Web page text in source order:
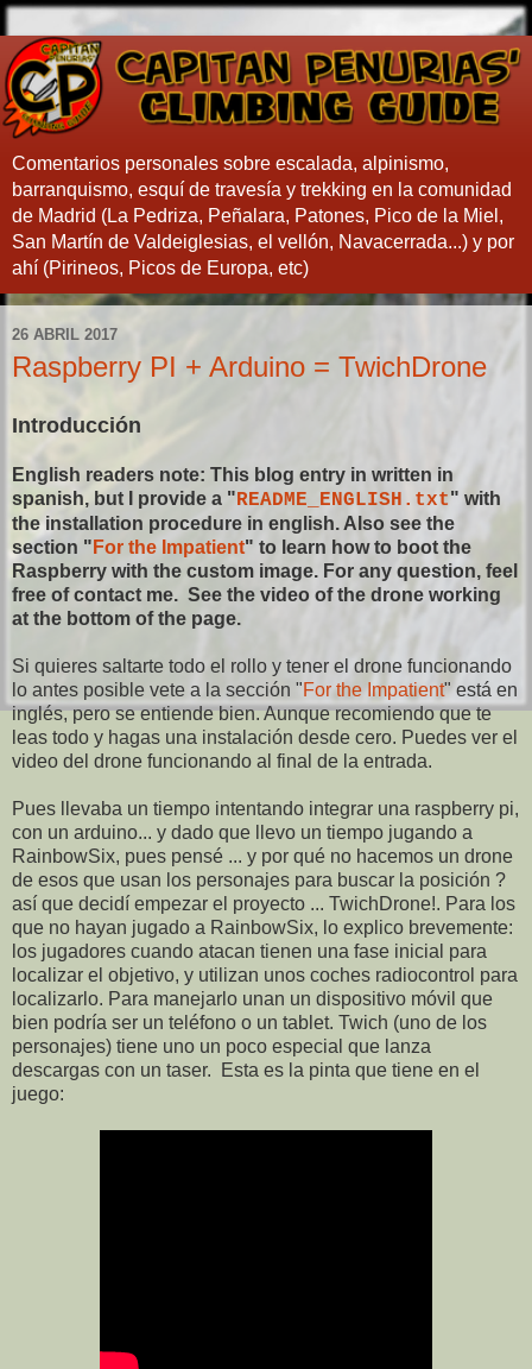
Comentarios personales sobre escalada, alpinismo,
barranquismo, esquí de travesía y trekking en la comunidad
de Madrid (La Pedriza, Peñalara, Patones, Pico de la Miel,
San Martín de Valdeiglesias, el vellón, Navacerrada...) y por
ahí (Pirineos, Picos de Europa, etc)
26 ABRIL 2017
Raspberry PI + Arduino = TwichDrone
Introducción
English readers note: This blog entry in written in
spanish, but I provide a "README_ENGLISH.txt" with
the installation procedure in english. Also see the
section " For the Impatient" to learn how to boot the
Raspberry with the custom image. For any question, feel
free of contact me. See the video of the drone working
at the bottom of the page.
Si quieres saltarte todo el rollo y tener el drone funcionando
lo antes posible vete a la sección "For the Impatient" está en
inglés, pero se entiende bien. Aunque recomiendo que te
leas todo y hagas una instalación desde cero. Puedes ver el
video del drone funcionando al final de la entrada.
Pues llevaba un tiempo intentando integrar una raspberry pi,
con un arduino... y dado que llevo un tiempo jugando a
RainbowSix, pues pensé ... y por qué no hacemos un drone
de esos que usan los personajes para buscar la posición ?
así que decidí empezar el proyecto ... TwichDrone!. Para los
que no hayan jugado a RainbowSix, lo explico brevemente:
los jugadores cuando atacan tienen una fase inicial para
localizar el objetivo, y utilizan unos coches radiocontrol para
localizarlo. Para manejarlo unan un dispositivo móvil que
bien podría ser un teléfono o un tablet. Twich (uno de los
personajes) tiene uno un poco especial que lanza
descargas con un taser. Esta es la pinta que tiene en el
juego: